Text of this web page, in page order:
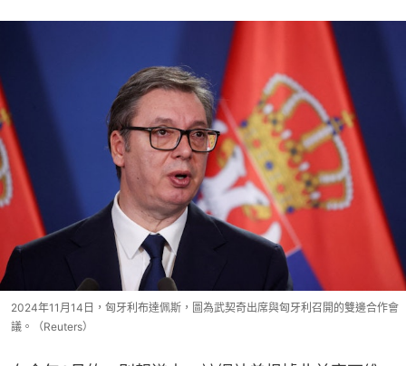
2024年11月14日，匈牙利布達佩斯，圖為武契奇出席與匈牙利召開的雙邊合作會
議。（Reuters）